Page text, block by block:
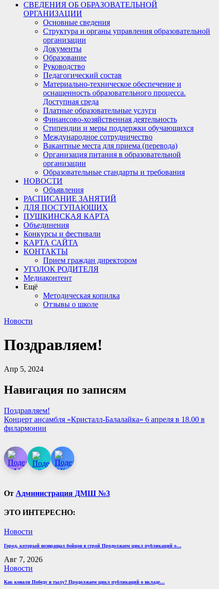
СВЕДЕНИЯ ОБ ОБРАЗОВАТЕЛЬНОЙ
ОРГАНИЗАЦИИ
Основные сведения
Структура и органы управления образовательной
организации
Документы
Образование
Руководство
Педагогический состав
Материально-техническое обеспечение и
оснащенность образовательного процесса.
Доступная среда
Платные образовательные услуги
Финансово-хозяйственная деятельность
Стипендии и меры поддержки обучающихся
Международное сотрудничество
Вакантные места для приема (перевода)
Организация питания в образовательной
организации
Образовательные стандарты и требования
НОВОСТИ
Объявления
РАСПИСАНИЕ ЗАНЯТИЙ
ДЛЯ ПОСТУПАЮЩИХ
ПУШКИНСКАЯ КАРТА
Объединения
Конкурсы и фестивали
КАРТА САЙТА
КОНТАКТЫ
Прием граждан директором
УГОЛОК РОДИТЕЛЯ
Медиаконтент
Ещё
Методическая копилка
Отзывы о школе
Новости
Поздравляем!
Апр 5, 2024
Навигация по записям
Поздравляем!
Концерт ансамбля «Кристалл-Балалайка» 6 апреля в 18.00 в
филармонии
От Администрация ДМШ №3
ЭТО ИНТЕРЕСНО:
Новости
Город, который возвращал бойцов в строй Продолжаем цикл публикаций о…
Авг 7, 2026
Новости
Как ковали Победу в тылу? Продолжаем цикл публикаций о вкладе…